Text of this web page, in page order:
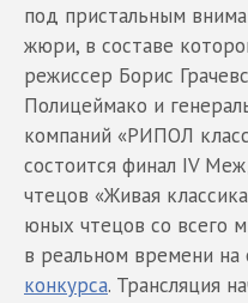
под пристальным
жюри, в составе
режиссер Борис
Полицеймако и
компаний «РИПОЛ
состоится финал IV
чтецов «Живая
юных чтецов со всего
в реальном времени на
конкурса. Трансляция